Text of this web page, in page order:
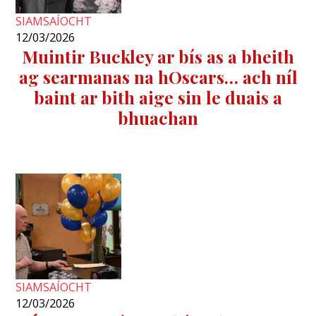
SIAMSAÍOCHT
12/03/2026
Muintir Buckley ar bís as a bheith
ag searmanas na hOscars… ach níl
baint ar bith aige sin le duais a
bhuachan
SIAMSAÍOCHT
12/03/2026